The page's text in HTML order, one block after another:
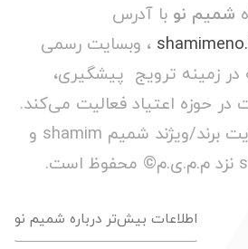
شمیم نو با آدرس
، وبسایت رسمی
زمینه ترویج پیشگیری،
در حوزه اعتیاد فعالیت می‌کند.
حق مالکیت و کپی رایت برند/ویژند شمیم shamim و
اطلاعات بیش‌تر درباره شمیم نو